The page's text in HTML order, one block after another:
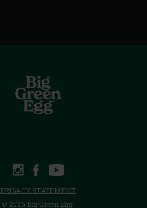
INSTAGRAM
FACEBOOKYOUTUBE
PRIVACY STATEMENT
© 2026 Big Green Egg.